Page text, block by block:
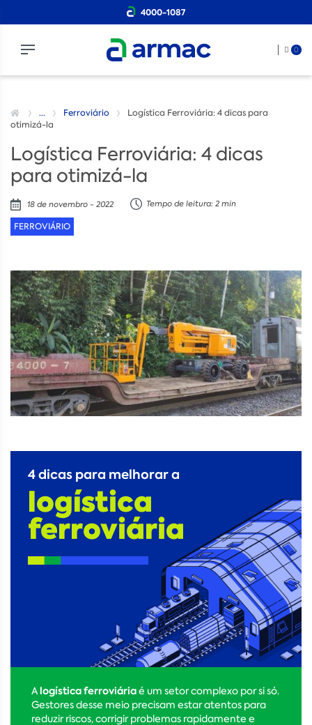
4000-1087
0
... Ferroviário
Logística Ferroviária: 4 dicas para
otimizá-la
Logística Ferroviária: 4 dicas
para otimizá-la
18 de novembro - 2022 Tempo de leitura: 2 min
FERROVIÁRIO
4 dicas para melhorar a
logística
ferroviária
Alogística ferroviáriaé um setor complexo por si só.
Gestores desse meio precisam estar atentos para
reduzir riscos, corrigir problemas rapidamente e